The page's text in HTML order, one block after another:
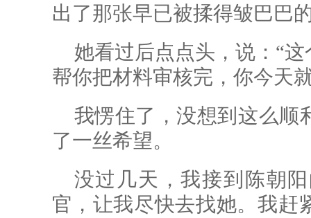
出了那张早已被揉得皱巴巴
她看过后点点头，说：“
帮你把材料审核完，你今天
我愣住了，没想到这么顺
了一丝希望。
没过几天，我接到陈朝
官，让我尽快去找她。我赶